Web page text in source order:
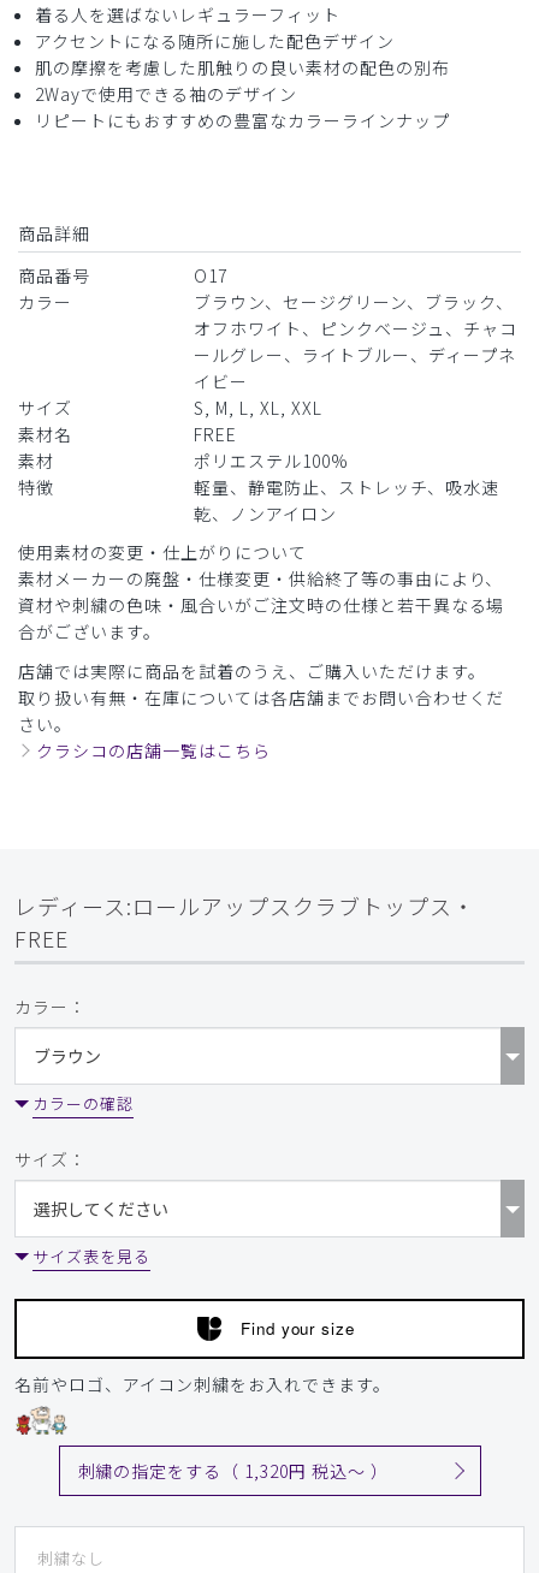
イタチ様
購入確認済み
161-165cm
る。まわりの評価も高いです。色調も落ち着いているのに可
商品：
O17レディース:ロールアップスクラブトップ
ス・FREE/ピンクベージュ/L
購入確認済み
2025-07-03
年齢:30代 身長:171-175cm 体重:61-65kg
顧客のニーズに合わせた丁寧な対応に感謝
て、カスタマーサービスのご担当者さまが丁寧でその後の発
注がなかった際もフォローアップしていただき非常に助かり
ました。従業員が店舗で試着する手間がなく満足しました。
また、2020年もしくは2021年に購入して、色褪せや破れ
ス・FREE/チャコールグレー/L
役に立った 0
着る人を選ばないレギュラーフィット
アクセントになる随所に施した配色デザイン
肌の摩擦を考慮した肌触りの良い素材の配色の別布
2Wayで使用できる袖のデザイン
リピートにもおすすめの豊富なカラーラインナップ
商品詳細
商品番号
O17
カラー
ブラウン、セージグリーン、ブラック、
オフホワイト、ピンクベージュ、チャコ
ールグレー、ライトブルー、ディープネ
イビー
サイズ
S, M, L, XL, XXL
素材名
FREE
素材
ポリエステル100%
特徴
軽量、静電防止、ストレッチ、吸水速
乾、ノンアイロン
使用素材の変更・仕上がりについて
素材メーカーの廃盤・仕様変更・供給終了等の事由により、
資材や刺繍の色味・風合いがご注文時の仕様と若干異なる場
合がございます。
店舗では実際に商品を試着のうえ、ご購入いただけます。
取り扱い有無・在庫については各店舗までお問い合わせくだ
さい。
クラシコの店舗一覧はこちら
レディース:ロールアップスクラブトップス・
FREE
カラー：
カラーの確認
サイズ：
サイズ表を見る
Find your size
名前やロゴ、アイコン刺繍をお入れできます。
刺繍の指定をする（ 1,320円 税込〜 ）
刺繍なし